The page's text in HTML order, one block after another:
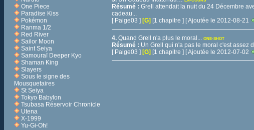
One Piece
Paradise Kiss
Pokémon
Ranma 1/2
Red River
Sailor Moon
Saint Seiya
Samouraï Deeper Kyo
Shaman King
Slayers
Sous le signe des
Mousquetaires
St Seiya
Tokyo Babylon
Tsubasa Réservoir Chronicle
Utena
X-1999
Yu-Gi-Oh!
Résumé : Grell attendait la nuit du 24 Décembre
cadeau...
[ Paige03 ] [G] [1 chapitre ] [ Ajoutée le 2012-08-21
4. Quand Grell n'a plus le moral... ONE-SHOT
Résumé : Un Grell qui n'a pas le moral c'est assez
[ Paige03 ] [G] [1 chapitre ] [ Ajoutée le 2012-07-02